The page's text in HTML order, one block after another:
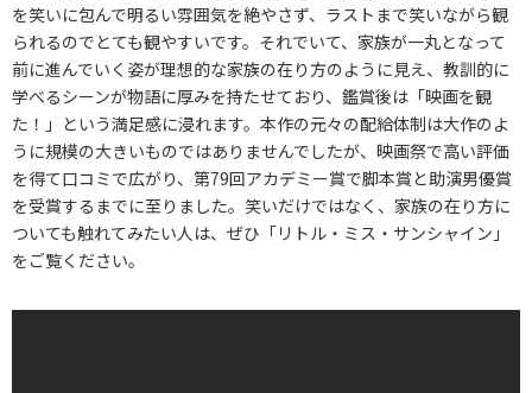
を笑いに包んで明るい雰囲気を絶やさず、ラストまで笑いながら観
られるのでとても観やすいです。それでいて、家族が一丸となって
前に進んでいく姿が理想的な家族の在り方のように見え、教訓的に
学べるシーンが物語に厚みを持たせており、鑑賞後は「映画を観
た！」という満足感に浸れます。本作の元々の配給体制は大作のよ
うに規模の大きいものではありませんでしたが、映画祭で高い評価
を得て口コミで広がり、第79回アカデミー賞で脚本賞と助演男優賞
を受賞するまでに至りました。笑いだけではなく、家族の在り方に
ついても触れてみたい人は、ぜひ「リトル・ミス・サンシャイン」
をご覧ください。